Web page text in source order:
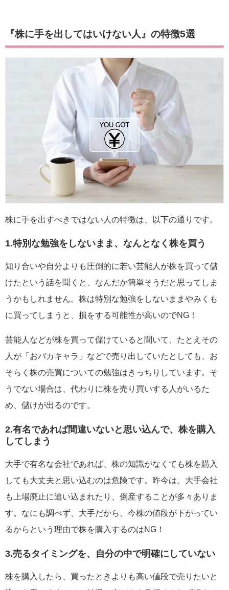
『株に手を出してはいけない人』の特徴5選
株に手を出すべきではない人の特徴は、以下の通りです。
1.特別な勉強をしないまま、なんとなく株を買う
知り合いや自分よりも圧倒的に若い芸能人が株を買って儲
けたという話を聞くと、なんだか簡単そうだと思ってしま
うかもしれません。株は特別な勉強をしないままやみくも
に買ってしまうと、損をする可能性が高いのでNG！
芸能人などが株を買って儲けていると聞いて、たとえその
人が「おバカキャラ」などで売り出していたとしても、お
そらく株の売買についての勉強はきっちりしています。そ
うでない場合は、代わりに株を売り買いする人がいるた
め、儲けが出るのです。
2.有名であれば間違いないと思い込んで、株を購入
してしまう
大手で有名な会社であれば、株の知識がなくても株を購入
しても大丈夫と思い込むのは危険です。昨今は、大手会社
も上場廃止に追い込まれたり、倒産することが多々ありま
す。なにも調べず、大手だから、今株の値段が下がってい
るからという理由で株を購入するのはNG！
3.売るタイミングを、自分の中で明確にしていない
株を購入したら、買ったときよりも高い値段で売りたいと